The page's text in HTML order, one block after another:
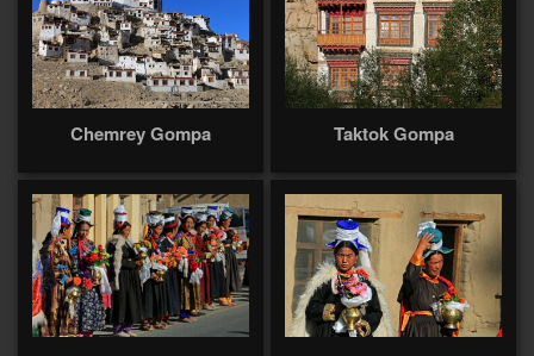
Chemrey Gompa Taktok Gompa